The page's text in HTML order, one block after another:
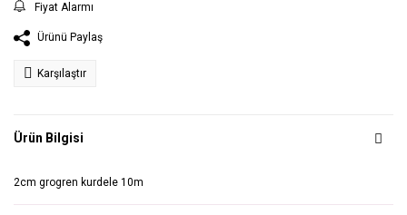
Fiyat Alarmı
Ürünü Paylaş
Karşılaştır
Ürün Bilgisi
2cm grogren kurdele 10m